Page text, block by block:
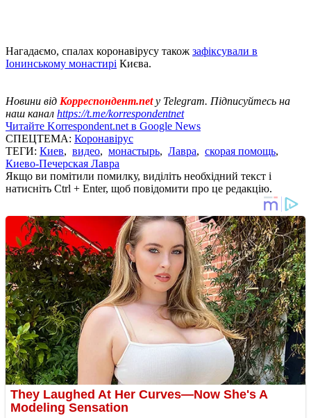
Нагадаємо, спалах коронавірусу також зафіксували в
Іонинському монастирі Києва.
Новини від Корреспондент.netу Telegram. Підписуйтесь на
наш канал https://t.me/korrespondentnet
Читайте Korrespondent.net в Google News
СПЕЦТЕМА: Коронавірус
ТЕГИ: Киев, видео, монастырь, Лавра, скорая помощь,
Киево-Печерская Лавра
Якщо ви помітили помилку, виділіть необхідний текст і
натисніть Ctrl + Enter, щоб повідомити про це редакцію.